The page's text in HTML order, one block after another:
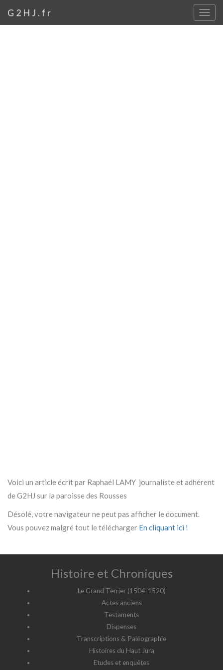
G2HJ.fr
Voici un article écrit par Raphaél LAMY journaliste et adhérent
de G2HJ sur la paroisse des Rousses
Désolé, votre navigateur ne peut pas afficher le document.
Vous pouvez malgré tout le télécharger En cliquant ici !
Histoire et Chroniques
Le Grand Terrier (1504-1520)
Actes anciens
Testaments
Dispenses
Transcriptions & Paléographie
Histoires du Haut Jura
Etudes et enquêtes